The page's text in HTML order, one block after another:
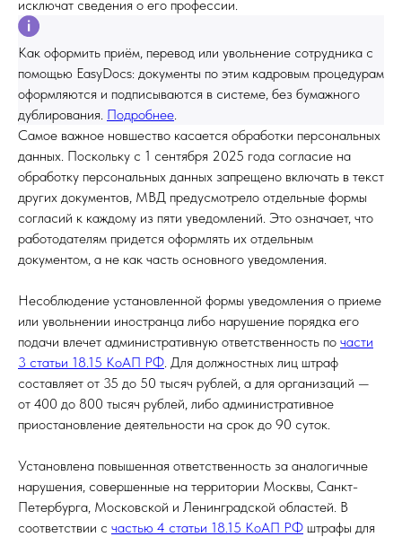
исключат сведения о его профессии.
Как оформить приём, перевод или увольнение сотрудника с
помощью EasyDocs: документы по этим кадровым процедурам
оформляются и подписываются в системе, без бумажного
дублирования. Подробнее.
Самое важное новшество касается обработки персональных
данных. Поскольку с 1 сентября 2025 года согласие на
обработку персональных данных запрещено включать в текст
других документов, МВД предусмотрело отдельные формы
согласий к каждому из пяти уведомлений. Это означает, что
работодателям придется оформлять их отдельным
документом, а не как часть основного уведомления.
Несоблюдение установленной формы уведомления о приеме
или увольнении иностранца либо нарушение порядка его
подачи влечет административную ответственность по части
3 статьи 18.15 КоАП РФ. Для должностных лиц штраф
составляет от 35 до 50 тысяч рублей, а для организаций —
от 400 до 800 тысяч рублей, либо административное
приостановление деятельности на срок до 90 суток.
Установлена повышенная ответственность за аналогичные
нарушения, совершенные на территории Москвы, Санкт-
Петербурга, Московской и Ленинградской областей. В
соответствии с частью 4 статьи 18.15 КоАП РФ штрафы для